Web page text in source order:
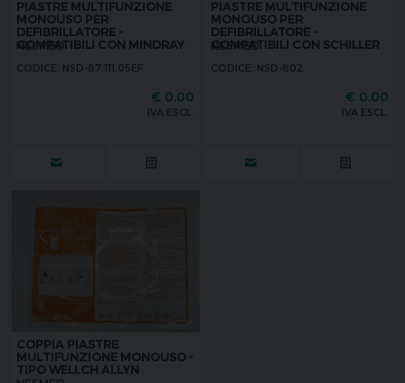
PIASTRE MULTIFUNZIONE
MONOUSO PER
DEFIBRILLATORE -
COMPATIBILI CON MINDRAY
NESMED
CODICE: NSD-87.111.05EF
€ 0,00
IVA ESCL.
PIASTRE MULTIFUNZIONE
MONOUSO PER
DEFIBRILLATORE -
COMPATIBILI CON SCHILLER
NESMED
CODICE: NSD-802
€ 0,00
IVA ESCL.
COPPIA PIASTRE
MULTIFUNZIONE MONOUSO -
TIPO WELLCH ALLYN